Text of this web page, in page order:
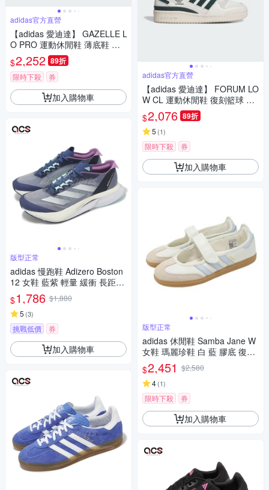
adidas官方直營
【adidas 愛迪達】 GAZELLE L
O PRO 運動休閒鞋 薄底鞋 滑
板 德訓鞋 復古 女鞋 - Originals
IH6933
$2,252 89折
限時下殺 券
加入購物車
版型正常
adidas 慢跑鞋 Adizero Boston
12 女鞋 藍紫 輕量 緩衝 長距離
碳纖維 運動鞋 愛迪達 IF9219
$1,786 $1,880
5 (3)
挑戰低價 券
加入購物車
adidas官方直營
【adidas 愛迪達】 FORUM LO
W CL 運動休閒鞋 復刻籃球 童
鞋 - Originals JR0379
$2,076 89折
5 (1)
限時下殺 券
加入購物車
版型正常
adidas 休閒鞋 Samba Jane W
女鞋 瑪麗珍鞋 白 藍 膠底 復古
魔鬼氈 愛迪達 JR7339
$2,451 $2,580
4(1)
限時下殺 券
加入購物車